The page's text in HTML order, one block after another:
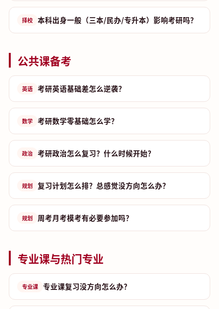
择校 本科出身一般（三本/民办/专升本）影响考研吗？
公共课备考
英语 考研英语基础差怎么逆袭？
数学 考研数学零基础怎么学？
政治 考研政治怎么复习？什么时候开始？
规划 复习计划怎么排？总感觉没方向怎么办？
规划 周考月考模考有必要参加吗？
专业课与热门专业
专业课 专业课复习没方向怎么办？